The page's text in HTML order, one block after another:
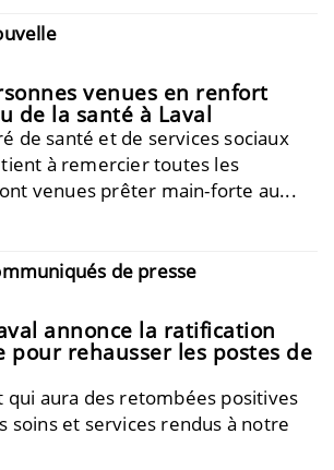
venues en renfort
de la santé à Laval
de santé et de services sociaux
tient à remercier toutes les
venues prêter main-forte au...
de presse
annonce la ratification
pour rehausser les postes de
qui aura des retombées positives
soins et services rendus à notre